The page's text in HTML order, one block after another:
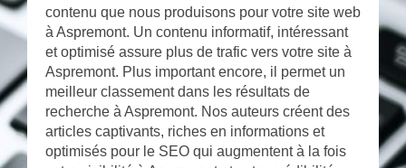
contenu que nous produisons pour votre site web
à Aspremont. Un contenu informatif, intéressant
et optimisé assure plus de trafic vers votre site à
Aspremont. Plus important encore, il permet un
meilleur classement dans les résultats de
recherche à Aspremont. Nos auteurs créent des
articles captivants, riches en informations et
optimisés pour le SEO qui augmentent à la fois